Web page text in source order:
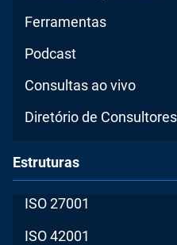
Ferramentas
Podcast
Consultas ao vivo
Diretório de Consultores
Estruturas
ISO 27001
ISO 42001